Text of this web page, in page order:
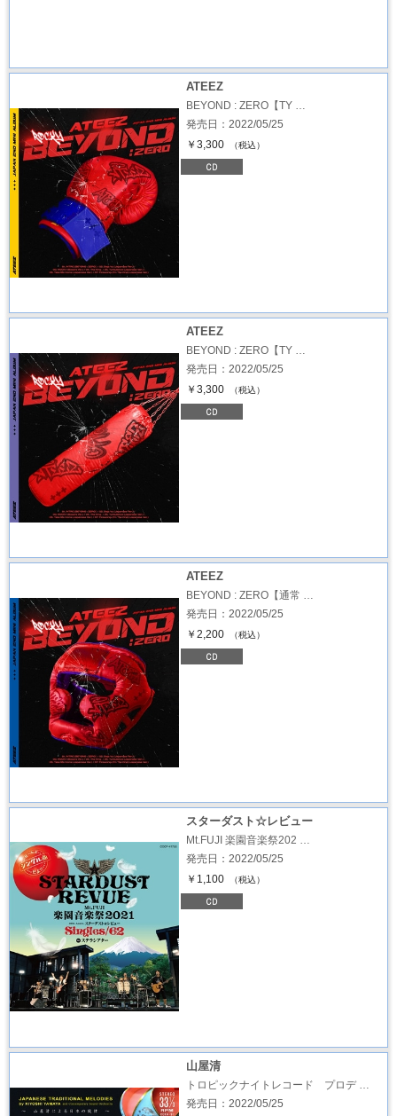
ATEEZ
BEYOND : ZERO【TY …
発売日：2022/05/25
￥3,300
（税込）
ATEEZ
BEYOND : ZERO【TY …
発売日：2022/05/25
￥3,300
（税込）
ATEEZ
BEYOND : ZERO【通常 …
発売日：2022/05/25
￥2,200
（税込）
スターダスト☆レビュー
Mt.FUJI 楽園音楽祭202 …
発売日：2022/05/25
￥1,100
（税込）
山屋清
トロピックナイトレコード プロデ …
発売日：2022/05/25